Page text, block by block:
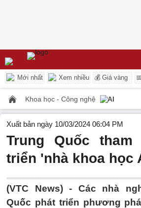
Mới nhất Xem nhiều 💰 Giá vàng
Khoa học - Công nghệ AI
Xuất bản ngày 10/03/2024 06:04 PM
Trung Quốc tham
triển 'nhà khoa học
(VTC News) - Các nhà
Quốc phát triển phương